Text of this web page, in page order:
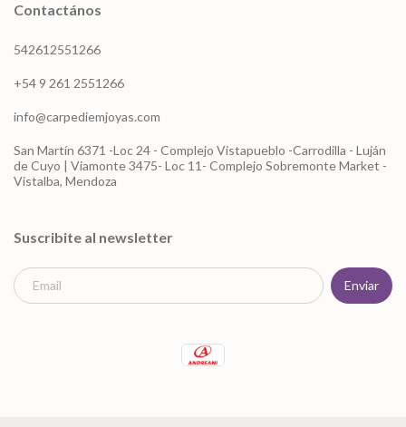
Contactános
542612551266
+54 9 261 2551266
info@carpediemjoyas.com
San Martín 6371 -Loc 24 - Complejo Vistapueblo -Carrodilla - Luján
de Cuyo | Viamonte 3475- Loc 11- Complejo Sobremonte Market -
Vistalba, Mendoza
Suscribite al newsletter